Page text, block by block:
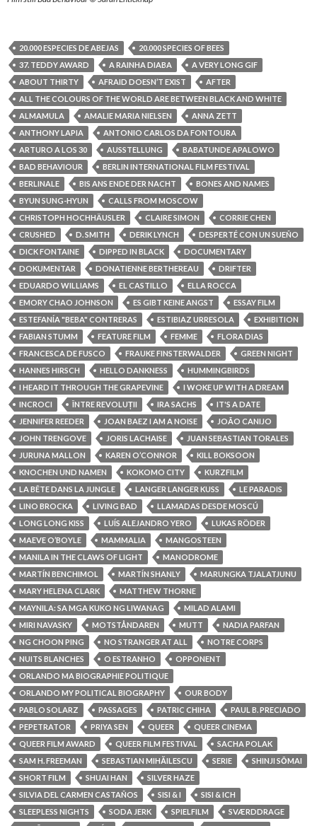
20.000 ESPECIES DE ABEJAS
20.000 SPECIES OF BEES
37. TEDDY AWARD
A RAINHA DIABA
A VERY LONG GIF
ABOUT THIRTY
AFRAID DOESN’T EXIST
AFTER
ALL THE COLOURS OF THE WORLD ARE BETWEEN BLACK AND WHITE
ALMAMULA
AMALIE MARIA NIELSEN
ANNA ZETT
ANTHONY LAPIA
ANTONIO CARLOS DA FONTOURA
ARTURO A LOS 30
AUSSTELLUNG
BABATUNDE APALOWO
BAD BEHAVIOUR
BERLIN INTERNATIONAL FILM FESTIVAL
BERLINALE
BIS ANS ENDE DER NACHT
BONES AND NAMES
BYUN SUNG-HYUN
CALLS FROM MOSCOW
CHRISTOPH HOCHHÄUSLER
CLAIRE SIMON
CORRIE CHEN
CRUSHED
D. SMITH DERIK LYNCH
DESPERTÉ CON UN SUEÑO
DICK FONTAINE
DIPPED IN BLACK
DOCUMENTARY
DOKUMENTAR
DONATIENNE BERTHEREAU
DRIFTER
EDUARDO WILLIAMS
EL CASTILLO
ELLA ROCCA
EMORY CHAO JOHNSON
ES GIBT KEINE ANGST
ESSAY FILM
ESTEFANÍA "BEBA" CONTRERAS
ESTIBIAZ URRESOLA
EXHIBITION
FABIAN STUMM
FEATURE FILM FEMME
FLORA DIAS
FRANCESCA DE FUSCO
FRAUKE FINSTERWALDER
GREEN NIGHT
HANNES HIRSCH
HELLO DANKNESS
HUMMINGBIRDS
I HEARD IT THROUGH THE GRAPEVINE
I WOKE UP WITH A DREAM
INCROCI
ÎNTRE REVOLUȚII IRA SACHS
IT'S A DATE
JENNIFER REEDER
JOAN BAEZ I AM A NOISE
JOÃO CANIJO
JOHN TRENGOVE
JORIS LACHAISE
JUAN SEBASTIAN TORALES
JURUNA MALLON
KAREN O’CONNOR
KILL BOKSOON
KNOCHEN UND NAMEN
KOKOMO CITY
KURZFILM
LA BÊTE DANS LA JUNGLE
LANGER LANGER KUSS
LE PARADIS
LINO BROCKA
LIVING BAD
LLAMADAS DESDE MOSCÚ
LONG LONG KISS
LUÍS ALEJANDRO YERO
LUKAS RÖDER
MAEVE O’BOYLE
MAMMALIA
MANGOSTEEN
MANILA IN THE CLAWS OF LIGHT
MANODROME
MARTÍN BENCHIMOL
MARTÍN SHANLY
MARUNGKA TJALATJUNU
MARY HELENA CLARK
MATTHEW THORNE
MAYNILA: SA MGA KUKO NG LIWANAG
MILAD ALAMI
MIRI NAVASKY
MOTSTÅNDAREN MUTT
NADIA PARFAN
NG CHOON PING
NO STRANGER AT ALL
NOTRE CORPS
NUITS BLANCHES
O ESTRANHO
OPPONENT
ORLANDO MA BIOGRAPHIE POLITIQUE
ORLANDO MY POLITICAL BIOGRAPHY
OUR BODY
PABLO SOLARZ
PASSAGES PATRIC CHIHA
PAUL B. PRECIADO
PEPETRATOR
PRIYA SEN QUEER
QUEER CINEMA
QUEER FILM AWARD
QUEER FILM FESTIVAL
SACHA POLAK
SAM H. FREEMAN
SEBASTIAN MIHĂILESCU SERIE
SHINJI SŌMAI
SHORT FILM
SHUAI HAN
SILVER HAZE
SILVIA DEL CARMEN CASTAÑOS
SISI & I
SISI & ICH
SLEEPLESS NIGHTS
SODA JERK SPIELFILM
SVÆRDDRAGE